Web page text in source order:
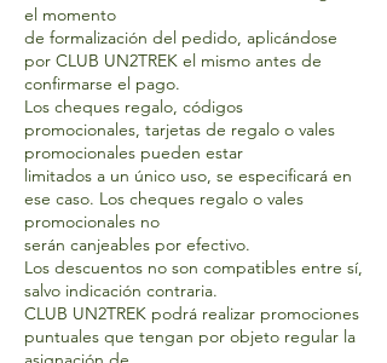
el momento
de formalización del pedido, aplicándose
por CLUB UN2TREK el mismo antes de
confirmarse el pago.
Los cheques regalo, códigos
promocionales, tarjetas de regalo o vales
promocionales pueden estar
limitados a un único uso, se especificará en
ese caso. Los cheques regalo o vales
promocionales no
serán canjeables por efectivo.
Los descuentos no son compatibles entre sí,
salvo indicación contraria.
CLUB UN2TREK podrá realizar promociones
puntuales que tengan por objeto regular la